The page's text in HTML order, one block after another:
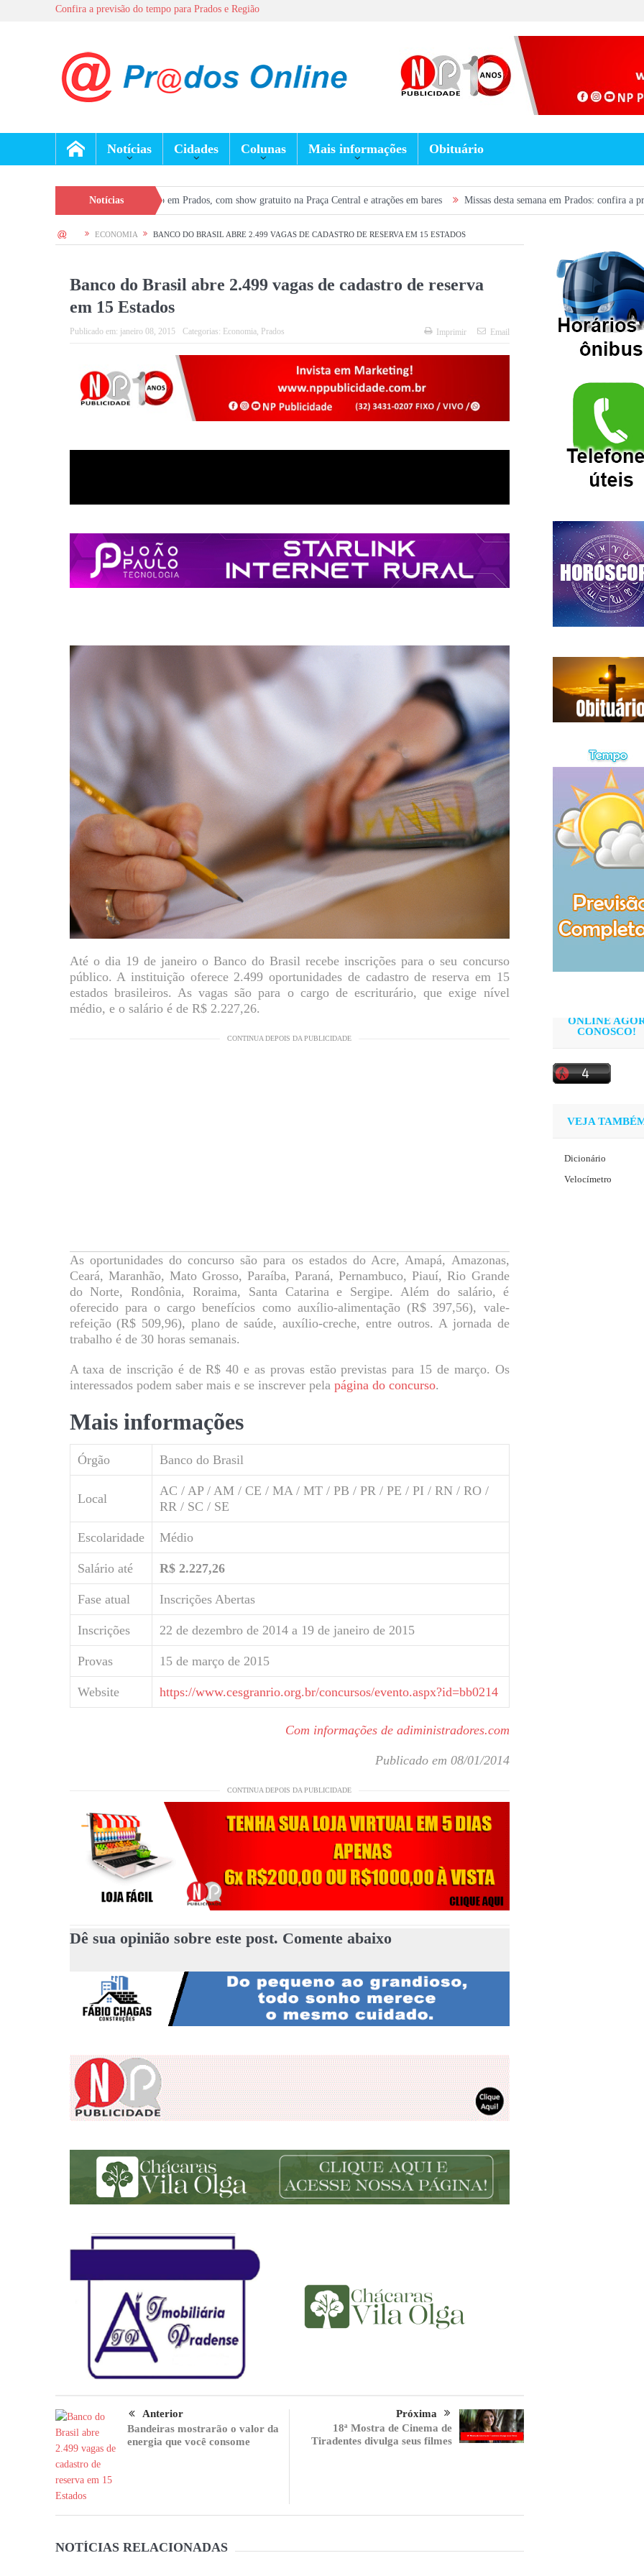
Confira a previsão do tempo para Prados e Região
Notícias Cidades Colunas Mais informações Obituário
Notícias
semana movimentado em Prados, com show gratuito na Praça Central e atrações em bares Missas desta semana em Prados: confira a programação de
HOME ECONOMIA BANCO DO BRASIL ABRE 2.499 VAGAS DE CADASTRO DE RESERVA EM 15 ESTADOS
Banco do Brasil abre 2.499 vagas de cadastro de reserva
em 15 Estados
Publicado em: janeiro 08, 2015 Categorias: Economia, Prados Imprimir Email
Até o dia 19 de janeiro o Banco do Brasil recebe inscrições para o seu concurso
público. A instituição oferece 2.499 oportunidades de cadastro de reserva em 15
estados brasileiros. As vagas são para o cargo de escriturário, que exige nível
médio, e o salário é de R$ 2.227,26.
CONTINUA DEPOIS DA PUBLICIDADE
As oportunidades do concurso são para os estados do Acre, Amapá, Amazonas,
Ceará, Maranhão, Mato Grosso, Paraíba, Paraná, Pernambuco, Piauí, Rio Grande
do Norte, Rondônia, Roraima, Santa Catarina e Sergipe. Além do salário, é
oferecido para o cargo benefícios como auxílio-alimentação (R$ 397,56), vale-
refeição (R$ 509,96), plano de saúde, auxílio-creche, entre outros. A jornada de
trabalho é de 30 horas semanais.
A taxa de inscrição é de R$ 40 e as provas estão previstas para 15 de março. Os
interessados podem saber mais e se inscrever pela página do concurso.
Mais informações
Órgão Banco do Brasil
Local
AC / AP / AM / CE / MA / MT / PB / PR / PE / PI / RN / RO /
RR / SC / SE
Escolaridade Médio
Salário até R$ 2.227,26
Fase atual Inscrições Abertas
Inscrições 22 de dezembro de 2014 a 19 de janeiro de 2015
Provas 15 de março de 2015
Website https://www.cesgranrio.org.br/concursos/evento.aspx?id=bb0214
Com informações de adiministradores.com
Publicado em 08/01/2014
CONTINUA DEPOIS DA PUBLICIDADE
Dê sua opinião sobre este post. Comente abaixo
Anterior
Bandeiras mostrarão o valor da
energia que você consome
Próxima
18ª Mostra de Cinema de
Tiradentes divulga seus filmes
NOTÍCIAS RELACIONADAS
ONLINE
CONOSCO!
VEJA
Dicionário
Velocímetro